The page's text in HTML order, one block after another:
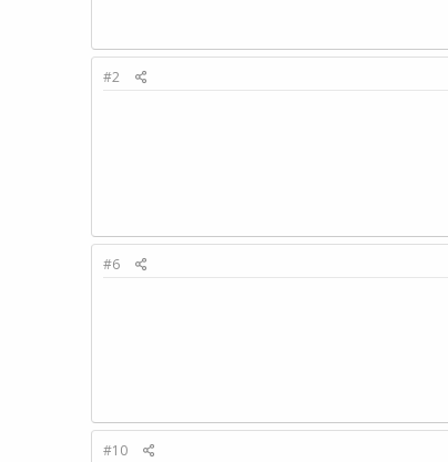
#2
#6
#10